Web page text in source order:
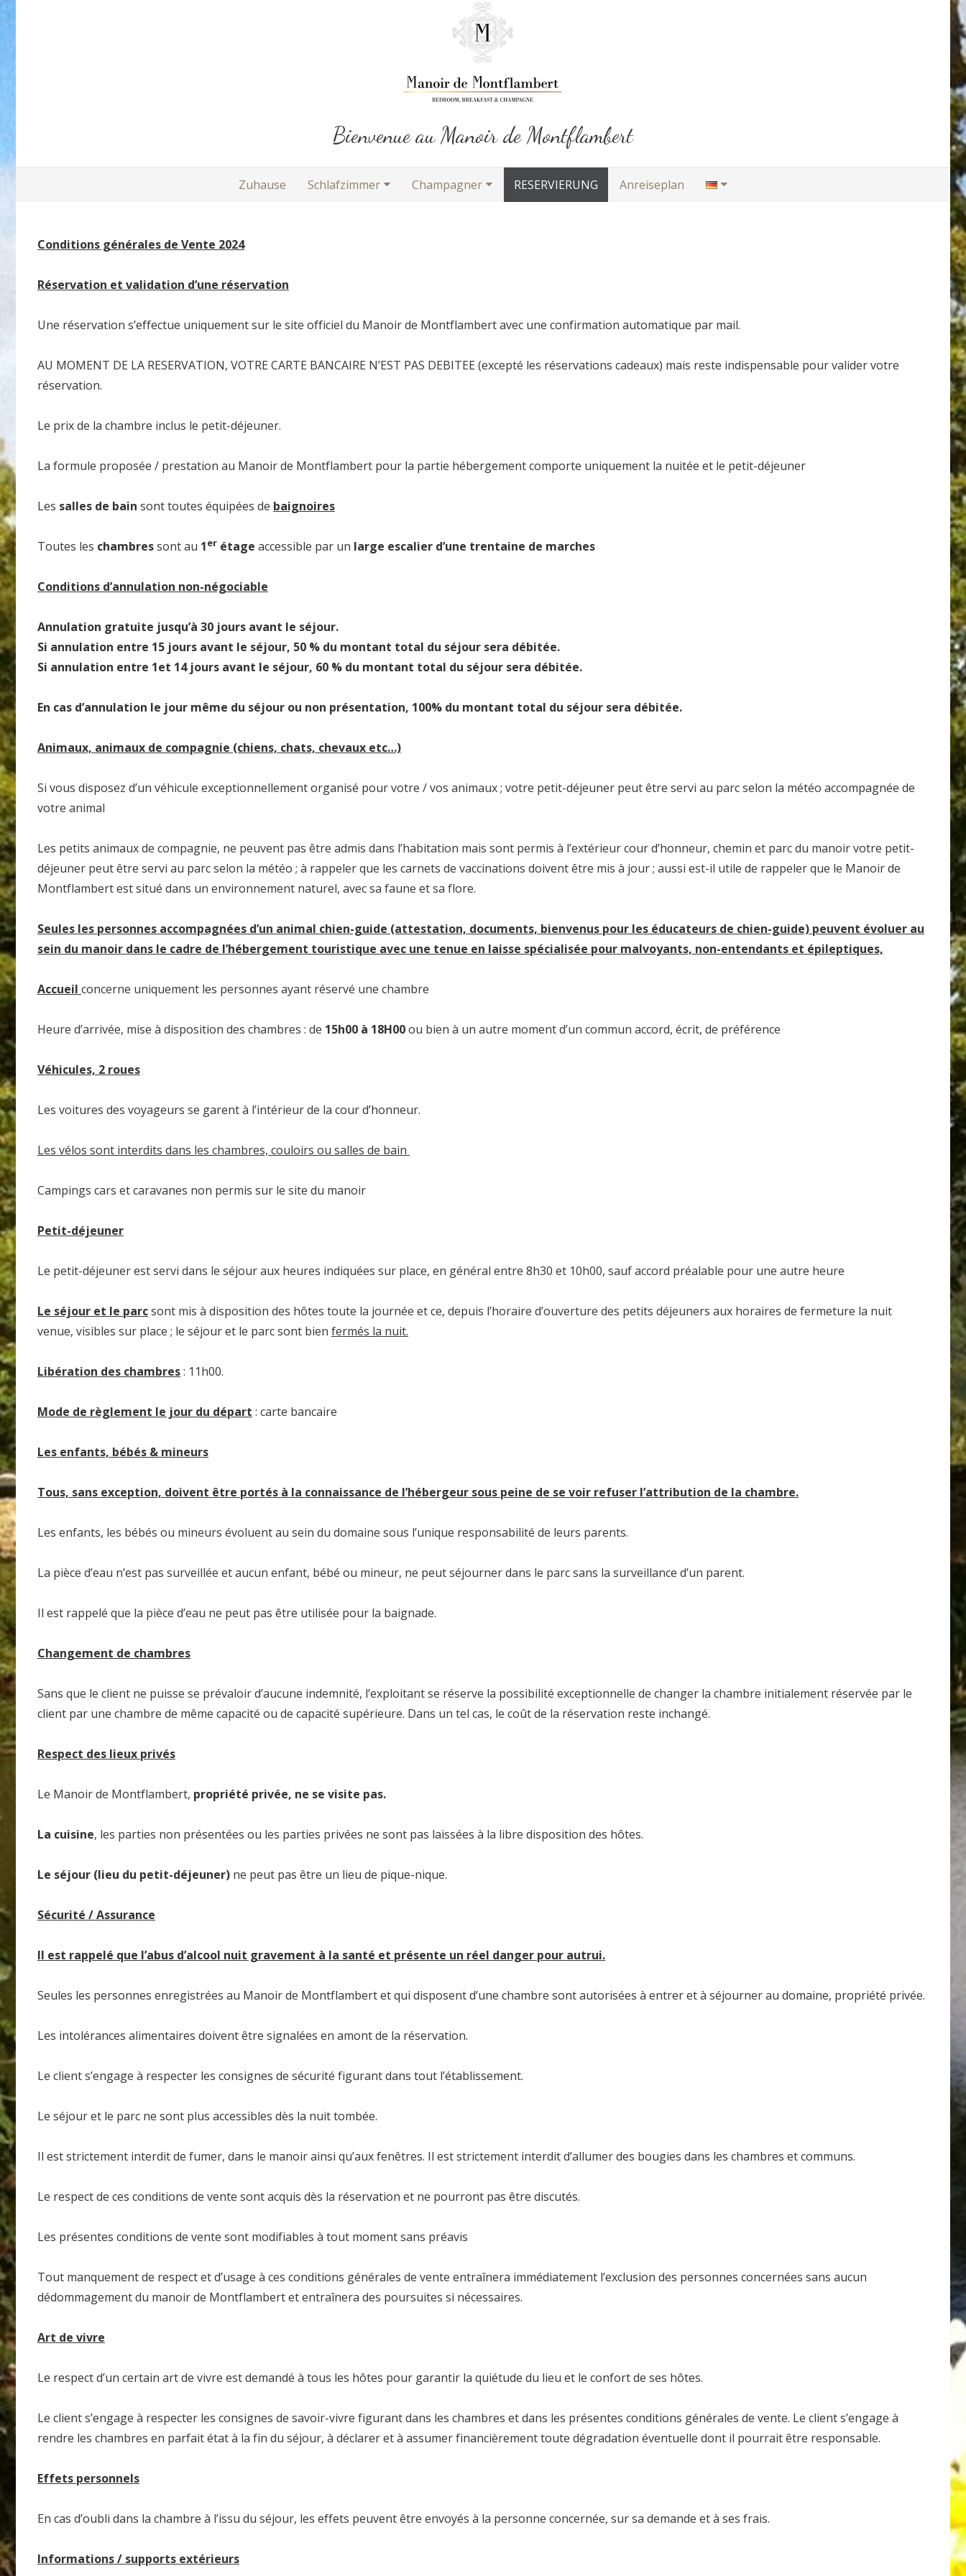
Bienvenue au Manoir de Montflambert
Zuhause Schlafzimmer Champagner RESERVIERUNG Anreiseplan
Conditions générales de Vente 2024
Réservation et validation d’une réservation
Une réservation s’effectue uniquement sur le site officiel du Manoir de Montflambert avec une confirmation automatique par mail.
AU MOMENT DE LA RESERVATION, VOTRE CARTE BANCAIRE N’EST PAS DEBITEE (excepté les réservations cadeaux) mais reste indispensable pour valider votre
réservation.
Le prix de la chambre inclus le petit-déjeuner.
La formule proposée / prestation au Manoir de Montflambert pour la partie hébergement comporte uniquement la nuitée et le petit-déjeuner
Les salles de bain sont toutes équipées de baignoires
Toutes les chambressont au 1er étage accessible par un large escalier d’une trentaine de marches
Conditions d’annulation non-négociable
Annulation gratuite jusqu’à 30 jours avant le séjour.
Si annulation entre 15 jours avant le séjour, 50 % du montant total du séjour sera débitée.
Si annulation entre 1et 14 jours avant le séjour, 60 % du montant total du séjour sera débitée.
En cas d’annulation le jour même du séjour ou non présentation, 100% du montant total du séjour sera débitée.
Animaux, animaux de compagnie (chiens, chats, chevaux etc…)
Si vous disposez d’un véhicule exceptionnellement organisé pour votre / vos animaux ; votre petit-déjeuner peut être servi au parc selon la météo accompagnée de
votre animal
Les petits animaux de compagnie, ne peuvent pas être admis dans l’habitation mais sont permis à l’extérieur cour d’honneur, chemin et parc du manoir votre petit-
déjeuner peut être servi au parc selon la météo ; à rappeler que les carnets de vaccinations doivent être mis à jour ; aussi est-il utile de rappeler que le Manoir de
Montflambert est situé dans un environnement naturel, avec sa faune et sa flore.
Seules les personnes accompagnées d’un animal chien-guide (attestation, documents, bienvenus pour les éducateurs de chien-guide) peuvent évoluer au
sein du manoir dans le cadre de l’hébergement touristique avec une tenue en laisse spécialisée pour malvoyants, non-entendants et épileptiques,
Accueil concerne uniquement les personnes ayant réservé une chambre
Heure d’arrivée, mise à disposition des chambres : de 15h00 à 18H00ou bien à un autre moment d’un commun accord, écrit, de préférence
Véhicules, 2 roues
Les voitures des voyageurs se garent à l’intérieur de la cour d’honneur.
Les vélos sont interdits dans les chambres, couloirs ou salles de bain
Campings cars et caravanes non permis sur le site du manoir
Petit-déjeuner
Le petit-déjeuner est servi dans le séjour aux heures indiquées sur place, en général entre 8h30 et 10h00, sauf accord préalable pour une autre heure
Le séjour et le parcsont mis à disposition des hôtes toute la journée et ce, depuis l’horaire d’ouverture des petits déjeuners aux horaires de fermeture la nuit
venue, visibles sur place ; le séjour et le parc sont bien fermés la nuit.
Libération des chambres: 11h00.
Mode de règlement le jour du départ : carte bancaire
Les enfants, bébés & mineurs
Tous, sans exception, doivent être portés à la connaissance de l’hébergeur sous peine de se voir refuser l’attribution de la chambre.
Les enfants, les bébés ou mineurs évoluent au sein du domaine sous l’unique responsabilité de leurs parents.
La pièce d’eau n’est pas surveillée et aucun enfant, bébé ou mineur, ne peut séjourner dans le parc sans la surveillance d’un parent.
Il est rappelé que la pièce d’eau ne peut pas être utilisée pour la baignade.
Changement de chambres
Sans que le client ne puisse se prévaloir d’aucune indemnité, l’exploitant se réserve la possibilité exceptionnelle de changer la chambre initialement réservée par le
client par une chambre de même capacité ou de capacité supérieure. Dans un tel cas, le coût de la réservation reste inchangé.
Respect des lieux privés
Le Manoir de Montflambert, propriété privée, ne se visite pas.
La cuisine, les parties non présentées ou les parties privées ne sont pas laissées à la libre disposition des hôtes.
Le séjour (lieu du petit-déjeuner) ne peut pas être un lieu de pique-nique.
Sécurité / Assurance
Il est rappelé que l’abus d’alcool nuit gravement à la santé et présente un réel danger pour autrui.
Seules les personnes enregistrées au Manoir de Montflambert et qui disposent d’une chambre sont autorisées à entrer et à séjourner au domaine, propriété privée.
Les intolérances alimentaires doivent être signalées en amont de la réservation.
Le client s’engage à respecter les consignes de sécurité figurant dans tout l’établissement.
Le séjour et le parc ne sont plus accessibles dès la nuit tombée.
Il est strictement interdit de fumer, dans le manoir ainsi qu’aux fenêtres. Il est strictement interdit d’allumer des bougies dans les chambres et communs.
Le respect de ces conditions de vente sont acquis dès la réservation et ne pourront pas être discutés.
Les présentes conditions de vente sont modifiables à tout moment sans préavis
Tout manquement de respect et d’usage à ces conditions générales de vente entraînera immédiatement l’exclusion des personnes concernées sans aucun
dédommagement du manoir de Montflambert et entraînera des poursuites si nécessaires.
Art de vivre
Le respect d’un certain art de vivre est demandé à tous les hôtes pour garantir la quiétude du lieu et le confort de ses hôtes.
Le client s’engage à respecter les consignes de savoir-vivre figurant dans les chambres et dans les présentes conditions générales de vente. Le client s’engage à
rendre les chambres en parfait état à la fin du séjour, à déclarer et à assumer financièrement toute dégradation éventuelle dont il pourrait être responsable.
Effets personnels
En cas d’oubli dans la chambre à l’issu du séjour, les effets peuvent être envoyés à la personne concernée, sur sa demande et à ses frais.
Informations / supports extérieurs